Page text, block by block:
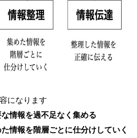
になります
情報を過不足なく集める
報を階層ごとに仕分けしていく